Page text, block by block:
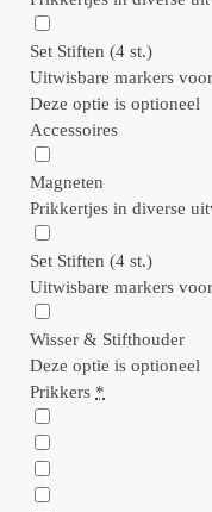
Set Stiften (4 st.)
Uitwisbare markers
Deze optie is optioneel
Accessoires
Magneten
Prikkertjes in diverse
Set Stiften (4 st.)
Uitwisbare markers
Wisser & Stifthouder
Deze optie is optioneel
Prikkers *